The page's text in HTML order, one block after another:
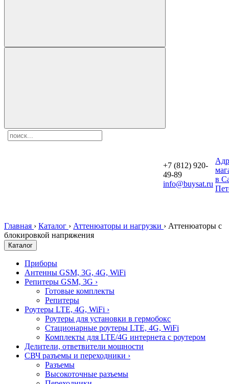
+7 (812) 920-
49-89
info@buysat.ru
в
Главная › Каталог › Аттенюаторы и нагрузки › Аттенюаторы с
блокировкой напряжения
Каталог
Приборы
Антенны GSM, 3G, 4G, WiFi
Репитеры GSM, 3G ›
Готовые комплекты
Репитеры
Роутеры LTE, 4G, WiFi ›
Роутеры для установки в гермобокс
Стационарные роутеры LTE, 4G, WiFi
Комплекты для LTE/4G интернета с роутером
Делители, ответвители мощности
СВЧ разъемы и переходники ›
Разъемы
Высокоточные разъемы